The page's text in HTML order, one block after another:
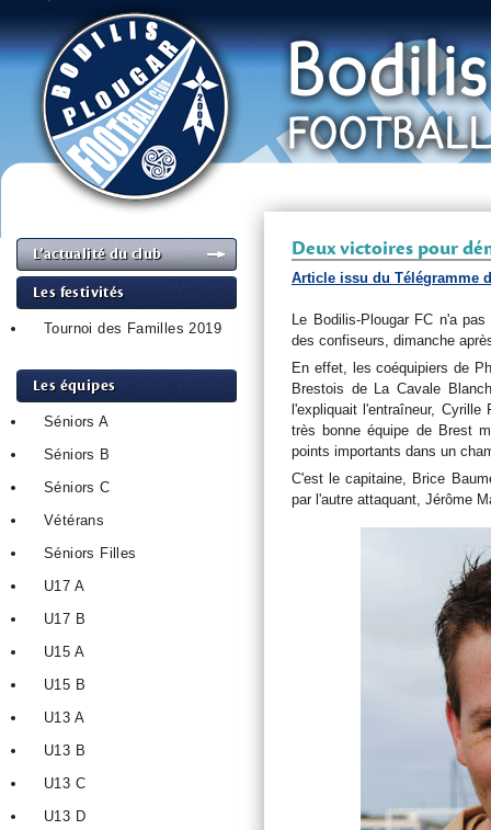
L’actualité du club
Les festivités
Tournoi des Familles 2019
Les équipes
Séniors A
Séniors B
Séniors C
Vétérans
Séniors Filles
U17 A
U17 B
U15 A
U15 B
U13 A
U13 B
U13 C
U13 D
Deux victoires pour
Article issu du Télégramme
Le Bodilis-Plougar FC n'a
des confiseurs, dimanche
En effet, les coéquipiers de
Brestois de La Cavale
l'expliquait l'entraîneur,
très bonne équipe de Brest
points importants dans un
C'est le capitaine, Brice
par l'autre attaquant, Jérôme